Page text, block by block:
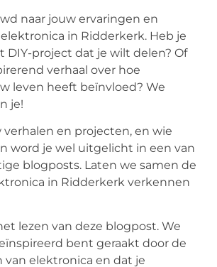
naar jouw ervaringen en
in Ridderkerk. Heb je
DIY-project dat je wilt delen? Of
verhaal over hoe
leven heeft beïnvloed? We
je!
verhalen en projecten, en wie
word je wel uitgelicht in een van
blogposts. Laten we samen de
in Ridderkerk verkennen
lezen van deze blogpost. We
bent geraakt door de
elektronica en dat je